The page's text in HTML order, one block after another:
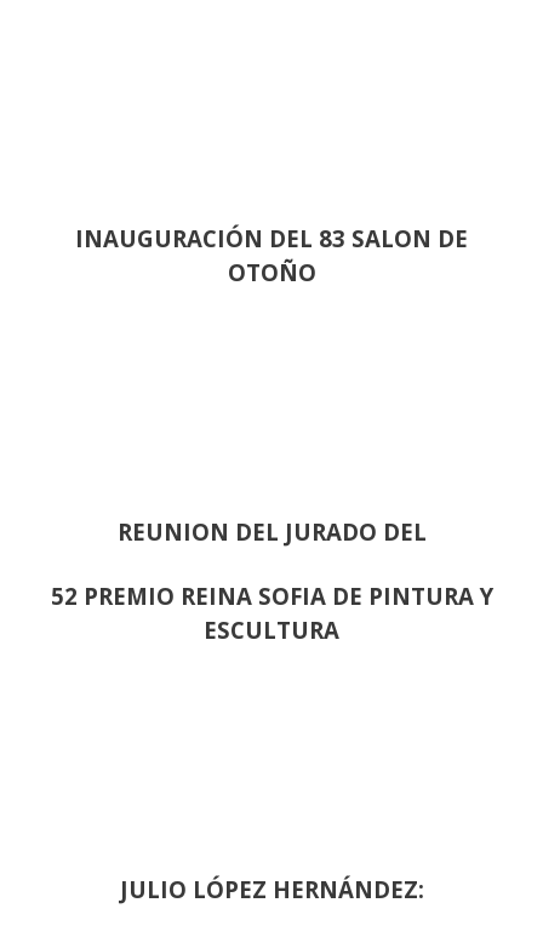
INAUGURACIÓN DEL 83 SALON DE
OTOÑO
REUNION DEL JURADO DEL
52 PREMIO REINA SOFIA DE PINTURA Y
ESCULTURA
JULIO LÓPEZ HERNÁNDEZ: